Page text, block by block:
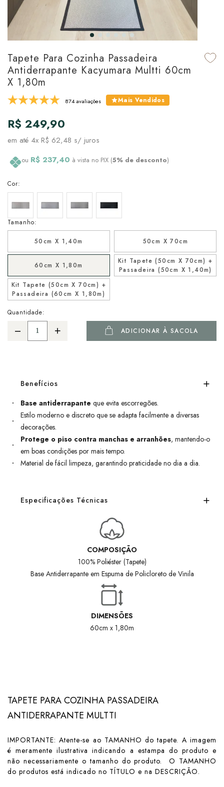
em Marcas
em Tapetes
de Colchão & Travesseiro
& Sobre-Lençol Avulso
& Manta para Cama
Cama
Edredom & Duvet
Prato & Copa
em Mesa & Cozinha
em Banho
Tapete Para Cozinha Passadeira
Antiderrapante Kacyumara Multti 60cm
X 1,80m
874 avaliações Mais Vendidos
R$ 249,90
em até 4x R$ 62,48 s/ juros
ou R$ 237,40 à vista no PIX (5% de desconto)
Tamanho:
50cm X 1,40m 50cm X 70cm
60cm X 1,80m
Kit Tapete (50cm X 70cm) +
Passadeira (50cm X 1,40m)
Kit Tapete (50cm X 70cm) +
Passadeira (60cm X 1,80m)
Cor:
Quantidade:
ADICIONAR À SACOLA
Benefícios
Base antiderrapante que evita escorregões.
Estilo moderno e discreto que se adapta facilmente a diversas
decorações.
Protege o piso contra manchas e arranhões, mantendo-o
em boas condições por mais tempo.
Material de fácil limpeza, garantindo praticidade no dia a dia.
Especificações Técnicas
COMPOSIÇÃO
100% Poliéster (Tapete)
Base Antiderrapante em Espuma de Policloreto de Vinila
DIMENSÕES
60cm x 1,80m
TAPETE PARA COZINHA PASSADEIRA
ANTIDERRAPANTE MULTTI
IMPORTANTE: Atente-se ao TAMANHO do tapete. A imagem
é meramente ilustrativa indicando a estampa do produto e
não necessariamente o tamanho do produto. O TAMANHO
do produtos está indicado no TÍTULO e na DESCRIÇÃO.